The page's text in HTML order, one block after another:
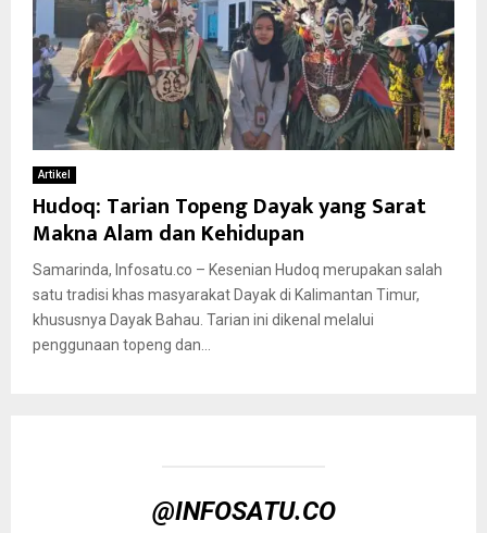
Artikel
Hudoq: Tarian Topeng Dayak yang Sarat
Makna Alam dan Kehidupan
Samarinda, Infosatu.co – Kesenian Hudoq merupakan salah
satu tradisi khas masyarakat Dayak di Kalimantan Timur,
khususnya Dayak Bahau. Tarian ini dikenal melalui
penggunaan topeng dan...
@INFOSATU.CO